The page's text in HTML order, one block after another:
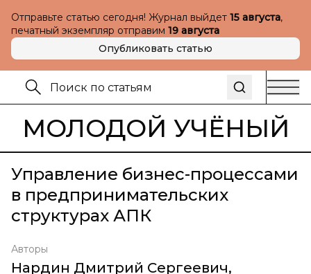
Отправьте статью сегодня! Журнал выйдет 15 августа,
печатный экземпляр отправим 19 августа
Опубликовать статью
МОЛОДОЙ УЧЁНЫЙ
Управление бизнес-процессами
в предпринимательских
структурах АПК
Авторы
Нардин Дмитрий Сергеевич,